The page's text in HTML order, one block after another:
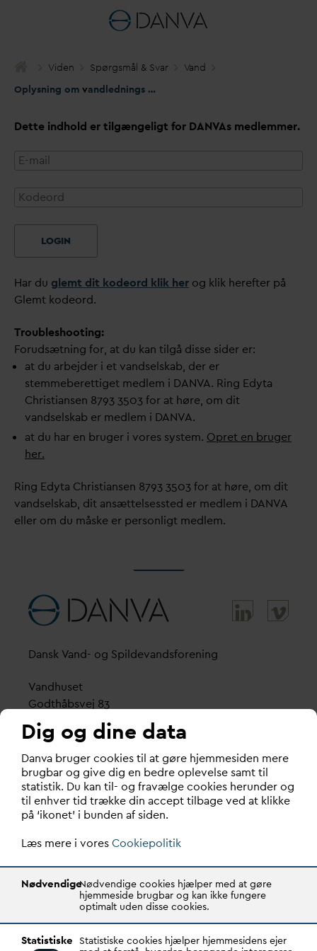
Viden Spørgsmål & Svar Vand
Oplysning om vandlednings z-værdi (dybde) til graveaktør
Dette indhold er tilgængeligt for DANVAs medlemmer.
LOGIN
Har du glemt dit kodeord klik her og klik herefter på
Glemt kodeord.
Troubleshooting:
Forudsætning for, at du kan tilgå disse sider er:
at du arbejder i et vandselskab, der er
stemmeberettiget medlem i DANVA. Ring Edyta
Christiansen 8793 3503 for at høre, om dit
vandselskab er medlem i DANVA.
at du har en bruger i vores system. Opret en bruger
her.
Ring Edyta Christiansen 8793 3503 for at høre, om dit
vandselskab, dit ansættelsessted er medlem i DANVA
eller om du måske er personligt medlem.
Dansk Vand- og Spildevandsforening
Vandhuset
Godthåbsvej 83
8660 Skanderborg
København
Vester Farimagsgade 1, 5. sal.
1606 København V
Tlf.: 70 21 00 55
d
a.dk
Transparency Register: REG 0105047100027-26
Dig og dine data
Danva bruger cookies til at gøre hjemmesiden mere
brugbar og give dig en bedre oplevelse samt til
statistik. Du kan til- og fravælge cookies herunder og
til enhver tid trække din accept tilbage ved at klikke
på ‘ikonet’ i bunden af siden.
Læs mere i voresCookiepolitik
NødvendigeNødvendige cookies hjælper med at gøre
hjemmeside brugbar og kan ikke fungere
optimalt uden disse cookies.
Statistiske Statistiske cookies hjælper hjemmesidens ejer